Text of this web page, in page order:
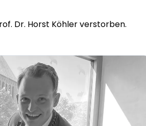
Dr. Horst Köhler verstorben.